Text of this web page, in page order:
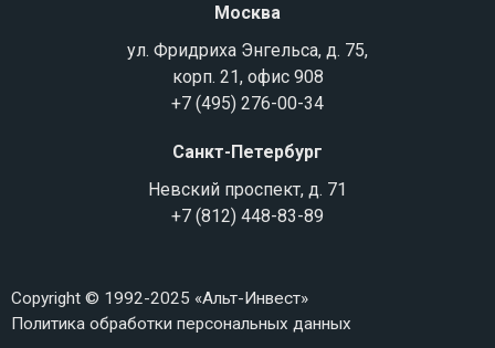
Москва
ул. Фридриха Энгельса, д. 75,
корп. 21, офис 908
+7 (495) 276-00-34
Санкт-Петербург
Невский проспект, д. 71
+7 (812) 448-83-89
Copyright © 1992-2025 «Альт-Инвест»
Политика обработки персональных данных